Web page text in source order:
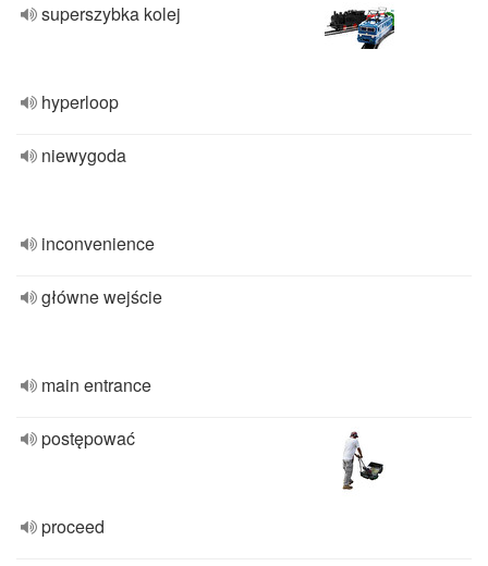
superszybka kolej
hyperloop
niewygoda
inconvenience
główne wejście
main entrance
postępować
proceed